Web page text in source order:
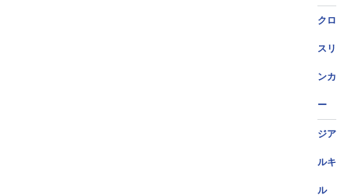
クロ
スリ
ンカ
ー
ジア
ルキ
ル